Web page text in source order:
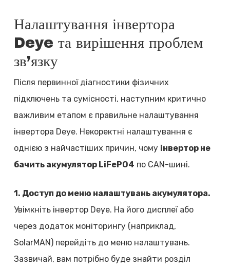
Налаштування інвертора
Deye та вирішення проблем
зв’язку
Після первинної діагностики фізичних
підключень та сумісності, наступним критично
важливим етапом є правильне налаштування
інвертора Deye. Некоректні налаштування є
однією з найчастіших причин, чому інвертор не
бачить акумулятор LiFePO4 по CAN-шині.
1. Доступ до меню налаштувань акумулятора.
Увімкніть інвертор Deye. На його дисплеї або
через додаток моніторингу (наприклад,
SolarMAN) перейдіть до меню налаштувань.
Зазвичай, вам потрібно буде знайти розділ